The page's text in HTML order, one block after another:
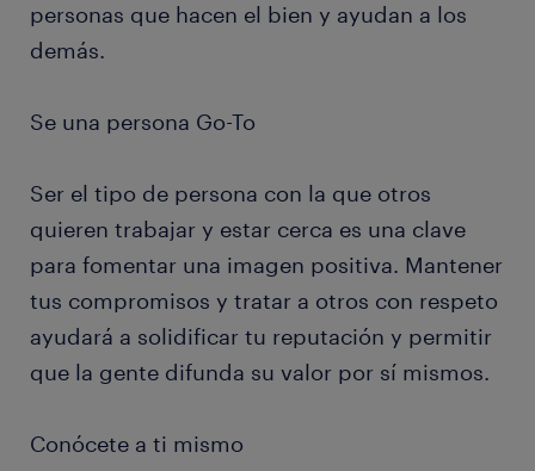
personas que hacen el bien y ayudan a los
demás.
Se una persona Go-To
Ser el tipo de persona con la que otros
quieren trabajar y estar cerca es una clave
para fomentar una imagen positiva. Mantener
tus compromisos y tratar a otros con respeto
ayudará a solidificar tu reputación y permitir
que la gente difunda su valor por sí mismos.
Conócete a ti mismo